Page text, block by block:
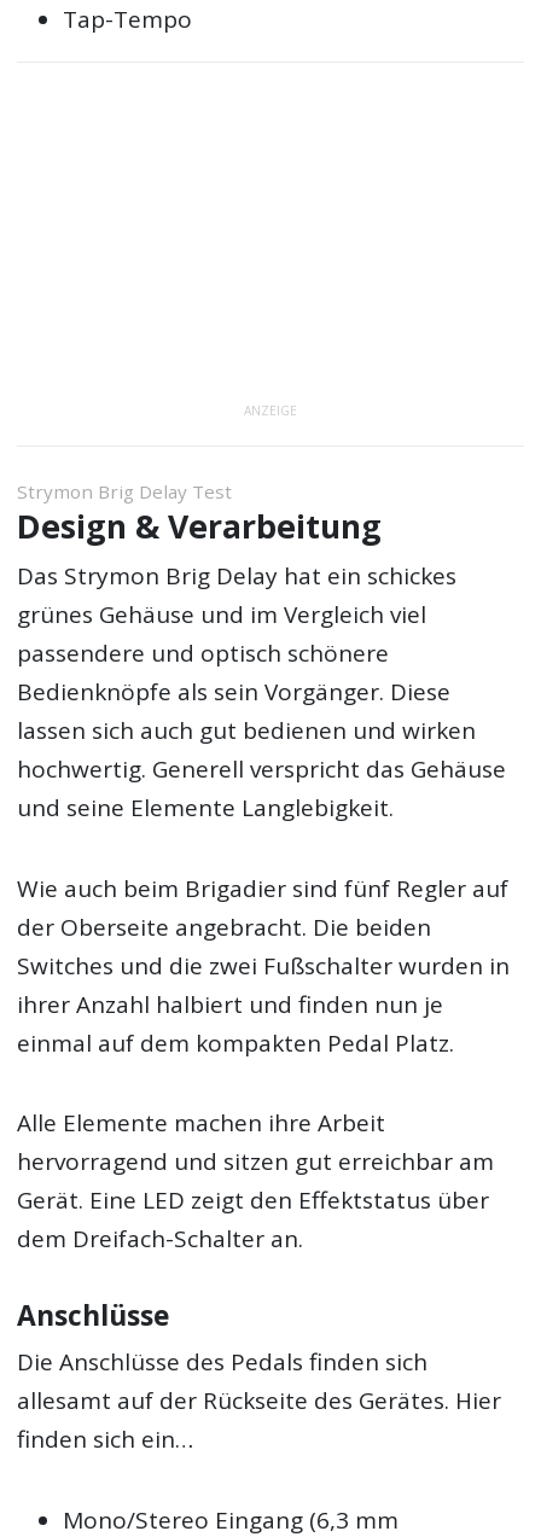
Tap-Tempo
ANZEIGE
Strymon Brig Delay Test
Design & Verarbeitung
Das Strymon Brig Delay hat ein schickes
grünes Gehäuse und im Vergleich viel
passendere und optisch schönere
Bedienknöpfe als sein Vorgänger. Diese
lassen sich auch gut bedienen und wirken
hochwertig. Generell verspricht das Gehäuse
und seine Elemente Langlebigkeit.
Wie auch beim Brigadier sind fünf Regler auf
der Oberseite angebracht. Die beiden
Switches und die zwei Fußschalter wurden in
ihrer Anzahl halbiert und finden nun je
einmal auf dem kompakten Pedal Platz.
Alle Elemente machen ihre Arbeit
hervorragend und sitzen gut erreichbar am
Gerät. Eine LED zeigt den Effektstatus über
dem Dreifach-Schalter an.
Anschlüsse
Die Anschlüsse des Pedals finden sich
allesamt auf der Rückseite des Gerätes. Hier
finden sich ein…
Mono/Stereo Eingang (6,3 mm